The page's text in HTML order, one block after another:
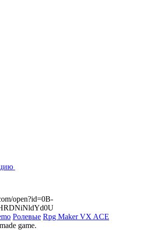
open?id=0B-
Ролевые Rpg Maker VX ACE
game.